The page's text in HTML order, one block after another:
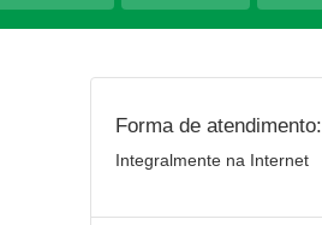
Forma de atendimento:
Integralmente na Internet